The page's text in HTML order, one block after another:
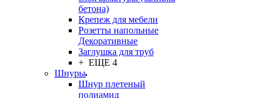
бетона)
Крепеж для мебели
Розетты напольные
Декоративные
Заглушка для труб
+ ЕЩЕ 4
Шнуры
Шнур плетеный
полиамид